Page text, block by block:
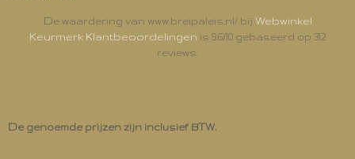
De waardering van www.breipaleis.nl/ bij Webwinkel
Keurmerk Klantbeoordelingen is 9.6/10 gebaseerd op 312
reviews.
De genoemde prijzen zijn inclusief BTW.